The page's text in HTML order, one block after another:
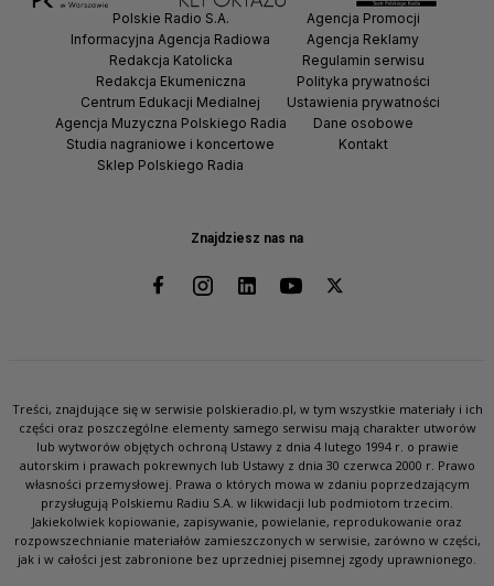
Znajdziesz nas na
Polskie Radio S.A.
Informacyjna Agencja Radiowa
Redakcja Katolicka
Redakcja Ekumeniczna
Centrum Edukacji Medialnej
Agencja Muzyczna Polskiego Radia
Studia nagraniowe i koncertowe
Sklep Polskiego Radia
Agencja Promocji
Agencja Reklamy
Regulamin serwisu
Polityka prywatności
Ustawienia prywatności
Dane osobowe
Kontakt
Treści, znajdujące się w serwisie polskieradio.pl, w tym wszystkie materiały i ich
części oraz poszczególne elementy samego serwisu mają charakter utworów
lub wytworów objętych ochroną Ustawy z dnia 4 lutego 1994 r. o prawie
autorskim i prawach pokrewnych lub Ustawy z dnia 30 czerwca 2000 r. Prawo
własności przemysłowej. Prawa o których mowa w zdaniu poprzedzającym
przysługują Polskiemu Radiu S.A. w likwidacji lub podmiotom trzecim.
Jakiekolwiek kopiowanie, zapisywanie, powielanie, reprodukowanie oraz
rozpowszechnianie materiałów zamieszczonych w serwisie, zarówno w części,
jak i w całości jest zabronione bez uprzedniej pisemnej zgody uprawnionego.